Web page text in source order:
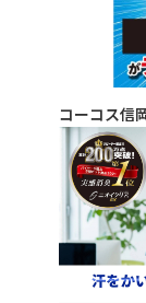
コーコス信